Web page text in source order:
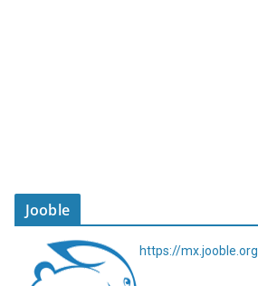
Jooble
https://mx.jooble.org